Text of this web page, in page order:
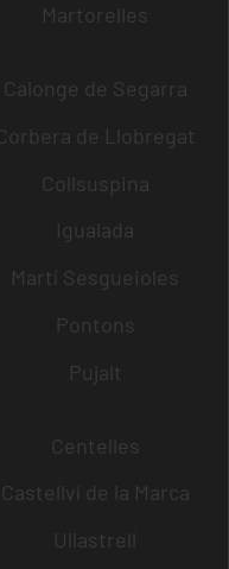
Martorelles
Calonge de Segarra
Corbera de Llobregat
Collsuspina
Igualada
Martí Sesgueioles
Pontons
Pujalt
Centelles
Castellví de la Marca
Ullastrell